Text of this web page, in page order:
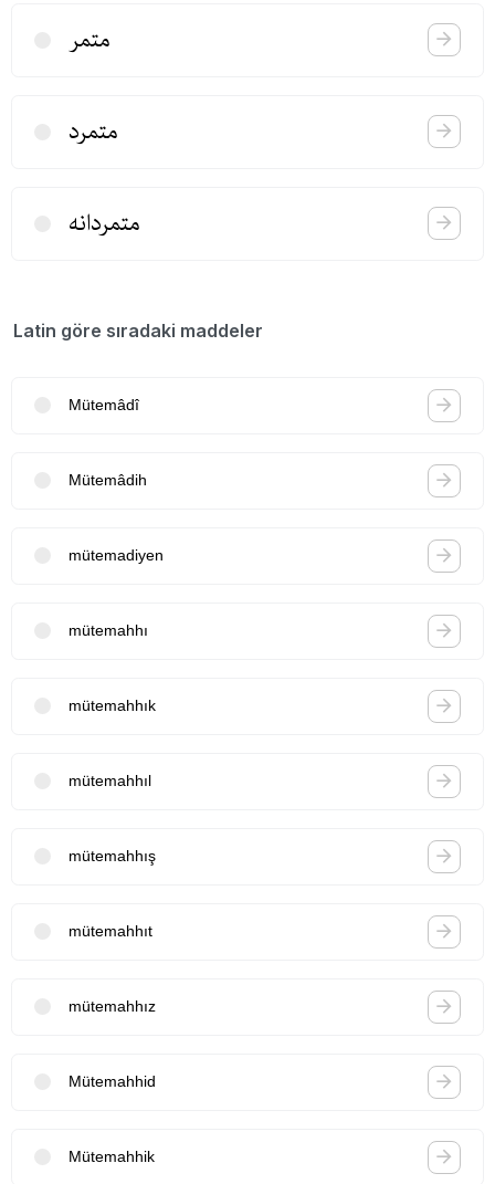
متمر
متمرد
متمردانه
Latin göre sıradaki maddeler
Mütemâdî
Mütemâdih
mütemadiyen
mütemahhı
mütemahhık
mütemahhıl
mütemahhış
mütemahhıt
mütemahhız
Mütemahhid
Mütemahhik